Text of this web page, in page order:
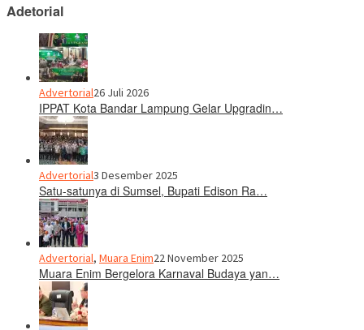
Adetorial
Advertorial26 Juli 2026
IPPAT Kota Bandar Lampung Gelar Upgradin…
Advertorial3 Desember 2025
Satu-satunya di Sumsel, Bupati Edison Ra…
Advertorial, Muara Enim22 November 2025
Muara Enim Bergelora Karnaval Budaya yan…